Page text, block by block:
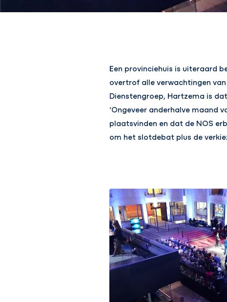
Een provinciehuis is uiteraard
overtrof alle verwachtingen
Dienstengroep, Hartzema is
‘Ongeveer anderhalve maand
plaatsvinden en dat de NOS
om het slotdebat plus de